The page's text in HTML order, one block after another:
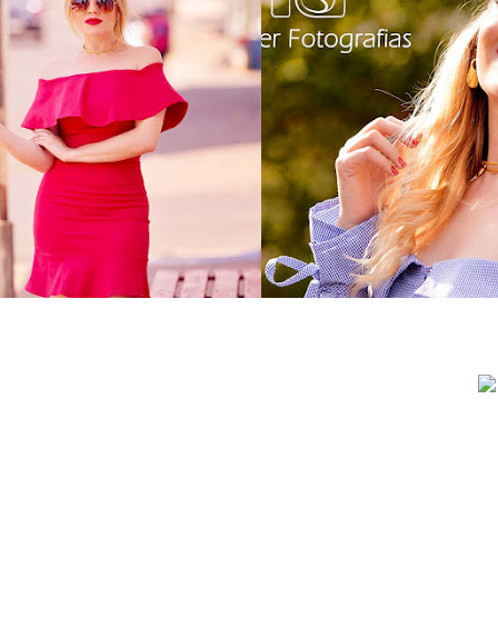
dia: vestido babado
indulto jeans
as 3 maiores
este verão